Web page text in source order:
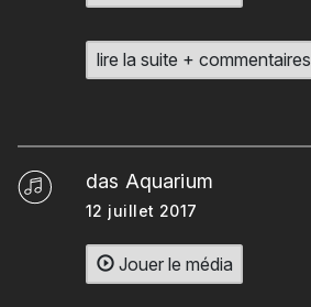
lire la suite + commentaires
das Aquarium
12 juillet 2017
Jouer le média